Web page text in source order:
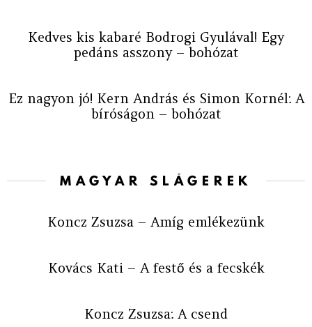
Kedves kis kabaré Bodrogi Gyulával! Egy
pedáns asszony – bohózat
Ez nagyon jó! Kern András és Simon Kornél: A
bíróságon – bohózat
MAGYAR SLÁGEREK
Koncz Zsuzsa – Amíg emlékezünk
Kovács Kati – A festő és a fecskék
Koncz Zsuzsa: A csend